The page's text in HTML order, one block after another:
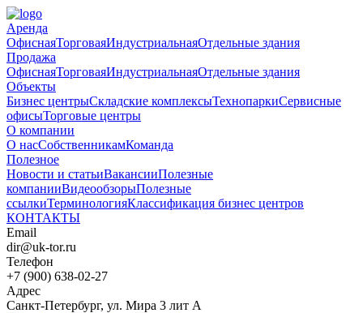
Аренда
ОфиснаяТорговаяИндустриальнаяОтдельные здания
Продажа
ОфиснаяТорговаяИндустриальнаяОтдельные здания
Объекты
Бизнес центрыСкладские комплексыТехнопаркиСервисные
офисыТорговые центры
О компании
О насСобственникамКоманда
Полезное
Новости и статьиВакансииПолезные
компанииВидеообзорыПолезные
ссылкиТерминологияКлассификация бизнес центров
КОНТАКТЫ
Email
dir@uk-tor.ru
Телефон
+7 (900) 638-02-27
Адрес
Санкт-Петербург, ул. Мира 3 лит А